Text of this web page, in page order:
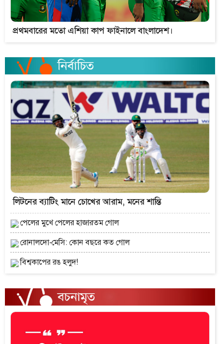
প্রথমবারের মতো এশিয়া কাপ ফাইনালে বাংলাদেশ।
লিটনের ব্যাটিং মানে চোখের আরাম, মনের শান্তি
পেলের মুখে পেলের হাজারতম গোল
রোনালদো-মেসি: কোন বছরে কত গোল
বিশ্বকাপের রঙ হলুদ!